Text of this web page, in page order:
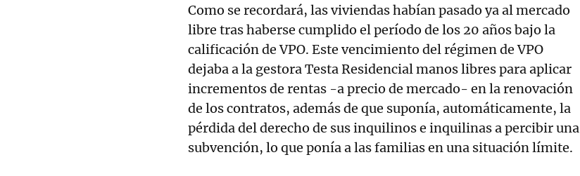
Como se recordará, las viviendas habían pasado ya al mercado
libre tras haberse cumplido el período de los 20 años bajo la
calificación de VPO. Este vencimiento del régimen de VPO
dejaba a la gestora Testa Residencial manos libres para aplicar
incrementos de rentas -a precio de mercado- en la renovación
de los contratos, además de que suponía, automáticamente, la
pérdida del derecho de sus inquilinos e inquilinas a percibir una
subvención, lo que ponía a las familias en una situación límite.